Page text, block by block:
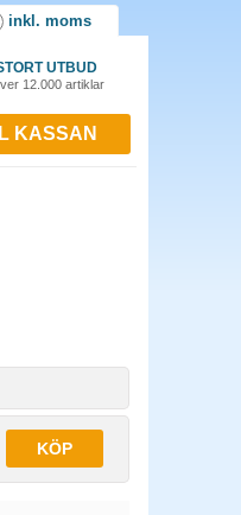
inkl. moms
UTBUD
12.000 artiklar
KASSAN
KÖP